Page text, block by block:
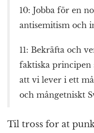
10: Jobba för en
antisemitism och
11: Bekräfta och
faktiska principen
att vi lever i ett
och mångetniskt
Til tross for at